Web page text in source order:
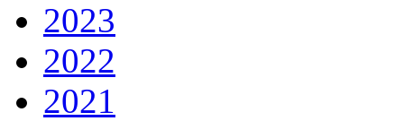
2023
2022
2021